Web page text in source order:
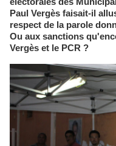
Paul Vergès faisait-il
respect de la parole
Ou aux sanctions
Vergès et le PCR ?